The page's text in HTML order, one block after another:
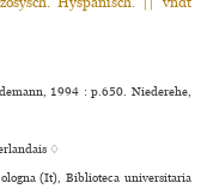
1994 : p.650. Niederehe,
♢
(It), Biblioteca uni­ver­si­ta­ria